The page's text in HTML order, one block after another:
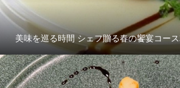
美味を巡る時間 シェフ贈る春の饗宴コース